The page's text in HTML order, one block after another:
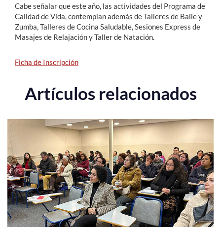
Cabe señalar que este año, las actividades del Programa de
Calidad de Vida, contemplan además de Talleres de Baile y
Zumba, Talleres de Cocina Saludable, Sesiones Express de
Masajes de Relajación y Taller de Natación.
Ficha de Inscripción
Artículos relacionados